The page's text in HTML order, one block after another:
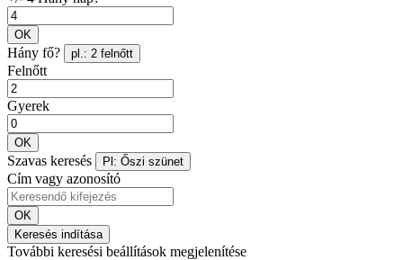
OK
Hány fő? pl.: 2 felnőtt
Felnőtt
Gyerek
OK
Szavas keresés Pl: Őszi szünet
Cím vagy azonosító
OK
Keresés indítása
További keresési beállítások megjelenítése